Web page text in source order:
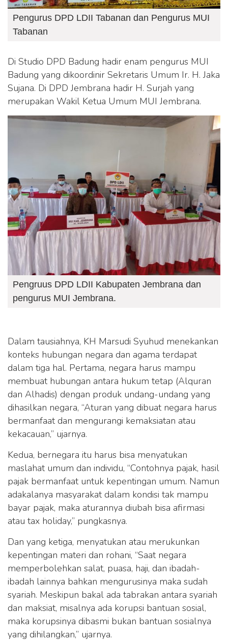
Pengurus DPD LDII Tabanan dan Pengurus MUI
Tabanan
Di Studio DPD Badung hadir enam pengurus MUI
Badung yang dikoordinir Sekretaris Umum Ir. H. Jaka
Sujana. Di DPD Jembrana hadir H. Surjah yang
merupakan Wakil Ketua Umum MUI Jembrana.
Pengruus DPD LDII Kabupaten Jembrana dan
pengurus MUI Jembrana.
Dalam tausiahnya, KH Marsudi Syuhud menekankan
konteks hubungan negara dan agama terdapat
dalam tiga hal. Pertama, negara harus mampu
membuat hubungan antara hukum tetap (Alquran
dan Alhadis) dengan produk undang-undang yang
dihasilkan negara, “Aturan yang dibuat negara harus
bermanfaat dan mengurangi kemaksiatan atau
kekacauan,” ujarnya.
Kedua, bernegara itu harus bisa menyatukan
maslahat umum dan individu, “Contohnya pajak, hasil
pajak bermanfaat untuk kepentingan umum. Namun
adakalanya masyarakat dalam kondisi tak mampu
bayar pajak, maka aturannya diubah bisa afirmasi
atau tax holiday,” pungkasnya.
Dan yang ketiga, menyatukan atau merukunkan
kepentingan materi dan rohani, “Saat negara
memperbolehkan salat, puasa, haji, dan ibadah-
ibadah lainnya bahkan mengurusinya maka sudah
syariah. Meskipun bakal ada tabrakan antara syariah
dan maksiat, misalnya ada korupsi bantuan sosial,
maka korupsinya dibasmi bukan bantuan sosialnya
yang dihilangkan,” ujarnya.